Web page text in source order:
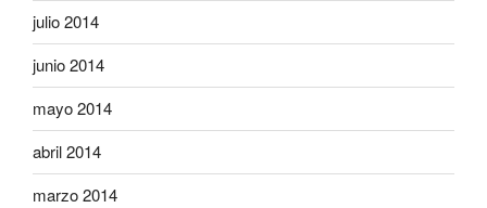
julio 2014
junio 2014
mayo 2014
abril 2014
marzo 2014